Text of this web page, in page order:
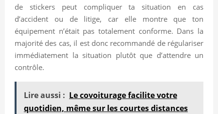
de stickers peut compliquer ta situation en cas
d’accident ou de litige, car elle montre que ton
équipement n’était pas totalement conforme. Dans la
majorité des cas, il est donc recommandé de régulariser
immédiatement la situation plutôt que d’attendre un
contrôle.
Lire aussi : Le covoiturage facilite votre
quotidien, même sur les courtes distances